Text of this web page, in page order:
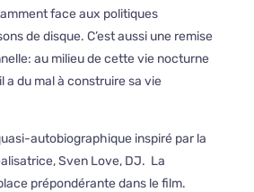
face aux politiques
de disque. C’est aussi une remise
au milieu de cette vie nocturne
a du mal à construire sa vie
autobiographique inspiré par la
Sven Love, DJ. La
prépondérante dans le film.